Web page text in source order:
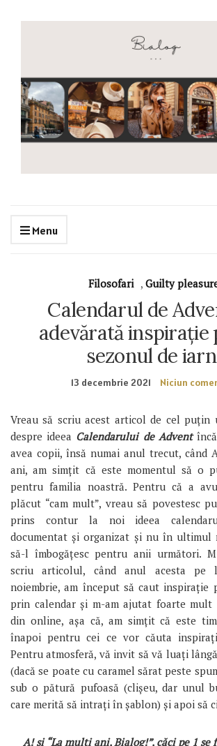
Menu
Filosofari , Guilty
Calendarul de
adevărată
sezonul de
13 decembrie 2021 Niciun
Vreau să scriu acest articol de cel puțin
despre ideea Calendarului de Adventîncă
avea copii, însă numai anul trecut, când
ani, am simțit că este momentul să o
pentru familia noastră. Pentru că a
plăcut “cam mult”, vreau să povestesc
prins contur la noi ideea
documentat și organizat și nu în ultimul
să-l îmbogățesc pentru anii următori.
scriu articolul, când anul acesta pe
noiembrie, am început să caut inspirație
prin calendar și m-am ajutat foarte mult
din online, așa că, am simțit că este
înapoi pentru cei ce vor căuta
Pentru atmosferă, vă invit să vă luați
(dacă se poate cu caramel sărat peste
sub o pătură pufoasă (clișeu, dar unul
care merită să intrați în șablon) și apoi să
A! și “La mulți ani, Bialog!”, căci pe 1 se